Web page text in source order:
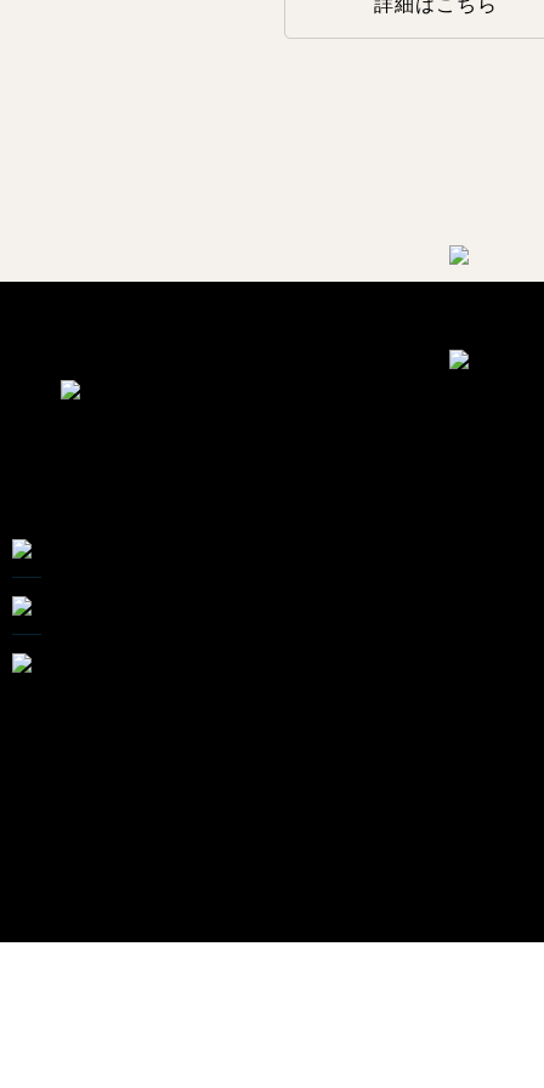
詳細はこちら